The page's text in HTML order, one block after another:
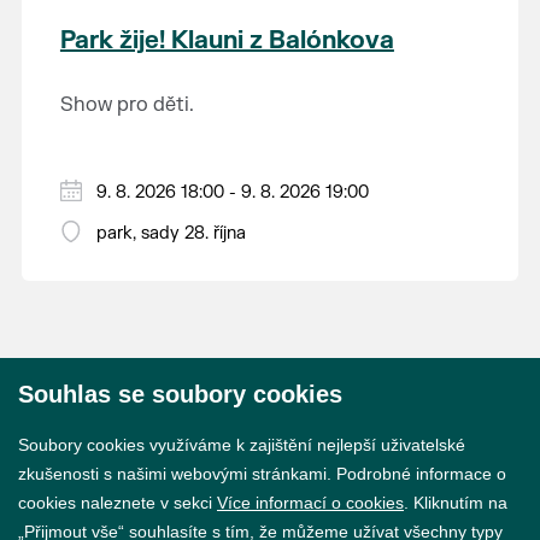
krajina na světě, která je zapsána na Seznam
světového přírodního a kulturního dědictví
Park žije! Klauni z Balónkova
Show pro děti.
9. 8. 2026 18:00 - 9. 8. 2026 19:00
park, sady 28. října
Souhlas se soubory cookies
Soubory cookies využíváme k zajištění nejlepší uživatelské
zkušenosti s našimi webovými stránkami. Podrobné informace o
cookies naleznete v sekci Více informací o cookies . Kliknutím na
„Přijmout vše“ souhlasíte s tím, že můžeme užívat všechny typy